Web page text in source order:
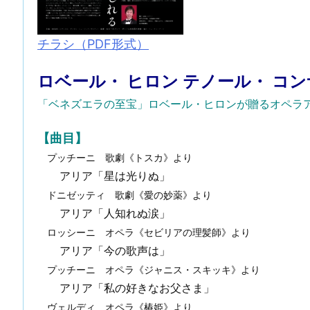
チラシ（PDF形式）
ロベール・ ヒロン テノール・ コン
「ベネズエラの至宝」ロベール・ヒロンが贈るオペラ
【曲目】
プッチーニ 歌劇《トスカ》より
アリア「星は光りぬ」
ドニゼッティ 歌劇《愛の妙薬》より
アリア「人知れぬ涙」
ロッシーニ オペラ《セビリアの理髪師》より
アリア「今の歌声は」
プッチーニ オペラ《ジャニス・スキッキ》より
アリア「私の好きなお父さま」
ヴェルディ オペラ《椿姫》より